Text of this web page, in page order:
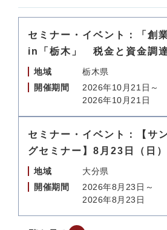
セミナー・イベント：「創
in「栃木」 税金と資金調達
地域
栃木県
開催期間
2026年10月21日～
2026年10月21日
セミナー・イベント：【サ
グセミナー】8月23日（日
地域
大分県
開催期間
2026年8月23日～
2026年8月23日